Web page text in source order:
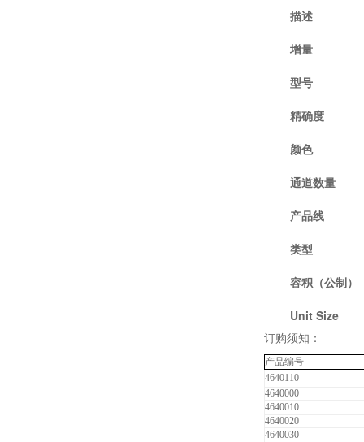
描述
增量
型号
精确度
颜色
通道数量
产品线
类型
容积（公制）
Unit Size
订购须知：
产品编号
4640110
4640000
4640010
4640020
4640030